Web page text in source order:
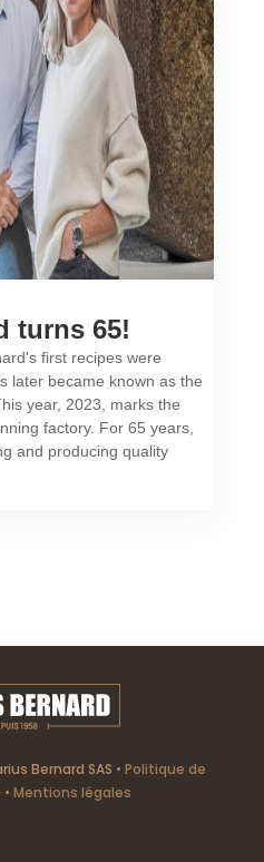
turns 65!
first recipes were
later became known as the
year, 2023, marks the
factory. For 65 years,
and producing quality
Bernard SAS • Politique de
• Mentions légales